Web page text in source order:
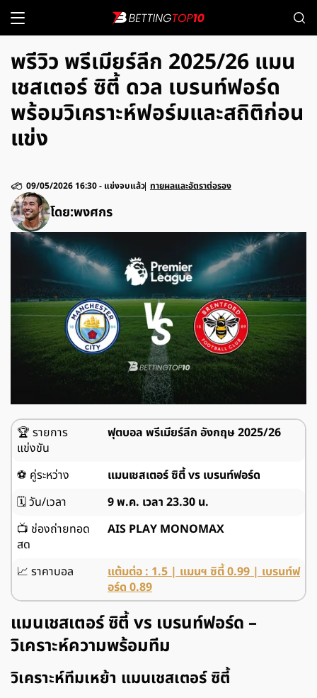
พรีวิว พรีเมียร์ลีก 2025/26 แมน
เชสเตอร์ ซิตี้ ดวล เบรนท์ฟอร์ด
พร้อมวิเคราะห์ฟอร์มและสถิติก่อน
แข่ง
โดย:พงศกร
09/05/2026 16:30- แข่งจบแล้ว ทายผลและอัตราต่อรอง
🏆 รายการ
แข่งขัน
ฟุตบอล พรีเมียร์ลีก อังกฤษ 2025/26
⚽ คู่ระหว่าง แมนเชสเตอร์ ซิตี้ vs เบรนท์ฟอร์ด
🗓️วัน/เวลา
9 พ.ค. เวลา 23.30 น.
📺 ช่องถ่ายทอด
สด
AIS PLAY MONOMAX
📈 ราคาบอล แต้มต่อ : 1.5 |แมนฯ ซิตี้0.99 | เบรนท์ฟ
อร์ด 0.89
แมนเชสเตอร์ ซิตี้ vs เบรนท์ฟอร์ด –
วิเคราะห์ความพร้อมทีม
วิเคราะห์ทีมเหย้า แมนเชสเตอร์ ซิตี้